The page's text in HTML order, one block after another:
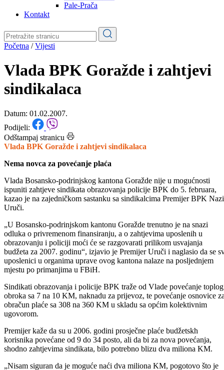
Općine
Pale-Prača
Kontakt
Početna/ Vijesti
Vlada BPK Goražde i zahtjevi
sindikalaca
Datum: 01.02.2007.
Odštampaj stranicu
Nema novca za povećanje plaća
Vlada Bosansko-podrinjskog kantona Goražde nije u mogućnosti
kazao je na zajedničkom sastanku sa sindikalcima Premijer BPK
Uruči.
„U Bosansko-podrinjskom kantonu Goražde trenutno je na snazi
odluka o privremenom finansiranju, a o zahtjevima uposlenih u
obrazovanju i policiji moći će se razgovarati prilikom usvajanja
uposlenici u organima uprave ovog kantona nalaze na posljednjem
mjestu po primanjima u FBiH.
Sindikati obrazovanja i policije BPK traže od Vlade povećanje toplog
obračun plaće sa 308 na 360 KM u skladu sa općim kolektivnim
ugovorom.
korisnika povećane od 9 do 34 posto, ali da bi za nova povećanja,